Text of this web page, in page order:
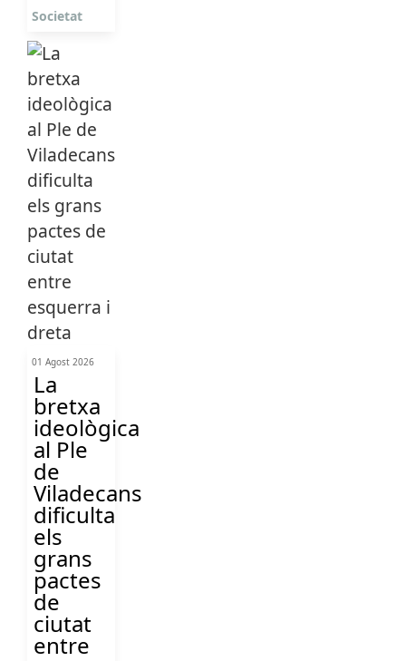
Societat
01 Agost 2026
La
bretxa
ideològica
al Ple
de
Viladecans
dificulta
els
grans
pactes
de
ciutat
entre